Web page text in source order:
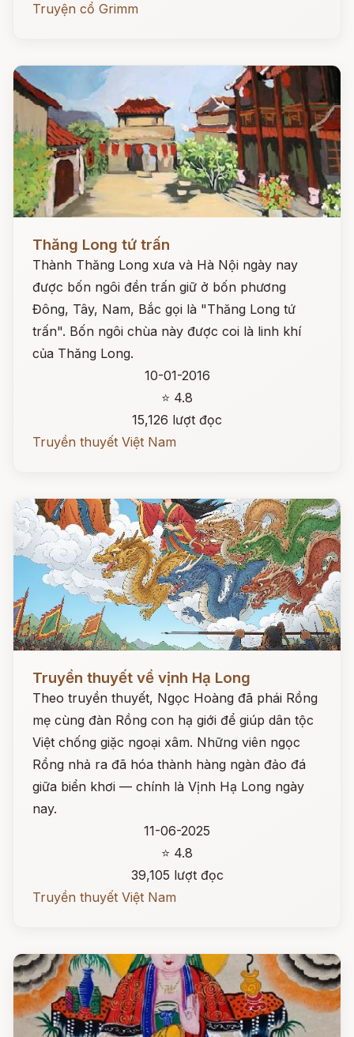
Truyện cổ Grimm
Thăng Long tứ trấn
Thành Thăng Long xưa và Hà Nội ngày nay
được bốn ngôi đền trấn giữ ở bốn phương
Đông, Tây, Nam, Bắc gọi là "Thăng Long tứ
trấn". Bốn ngôi chùa này được coi là linh khí
của Thăng Long.
10-01-2016
⭐ 4.8
15,126 lượt đọc
Truyền thuyết Việt Nam
Đọc ngay
Truyền thuyết về vịnh Hạ Long
Theo truyền thuyết, Ngọc Hoàng đã phái Rồng
mẹ cùng đàn Rồng con hạ giới để giúp dân tộc
Việt chống giặc ngoại xâm. Những viên ngọc
Rồng nhả ra đã hóa thành hàng ngàn đảo đá
giữa biển khơi — chính là Vịnh Hạ Long ngày
nay.
11-06-2025
⭐ 4.8
39,105 lượt đọc
Truyền thuyết Việt Nam